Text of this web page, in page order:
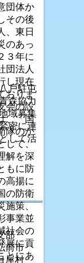
団体か
その後
、東日
のあっ
３年に
団法人
し現在
おりま
会の設
、「国
隊のか
して、
解を深
もに防
高揚に
の防衛
施策、
事業並
社会の
展に貢
とにあ
戸駐屯
森協力
域募集
密に連
して活
部
前市
屋村